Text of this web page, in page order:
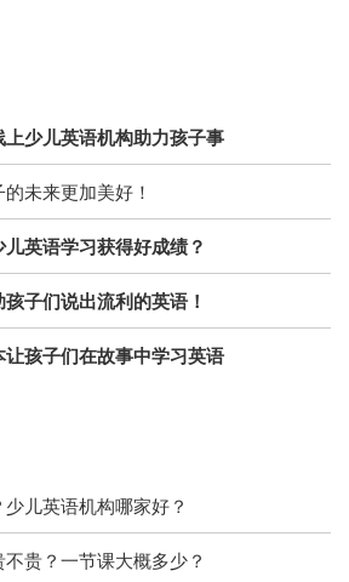
少儿英语机构助力孩子事
未来更加美好！
英语学习获得好成绩？
子们说出流利的英语！
孩子们在故事中学习英语
儿英语机构哪家好？
贵？一节课大概多少？